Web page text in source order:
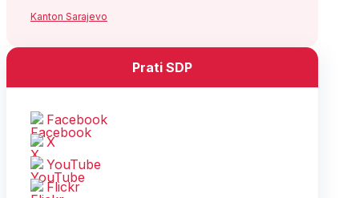
Kanton Sarajevo
Prati SDP
Facebook
X
YouTube
Flickr